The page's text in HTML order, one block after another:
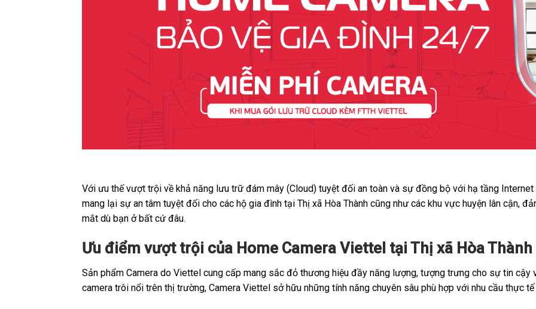
Với ưu thế vượt trội về khả năng lưu trữ đám mây (Cloud) tuyệt đối an toàn và sự đồng bộ với hạ tầng
mang lại sự an tâm tuyệt đối cho các hộ gia đình tại Thị xã Hòa Thành cũng như các khu vực huyện lân cận,
mắt dù bạn ở bất cứ đâu.
Ưu điểm vượt trội của Home Camera Viettel tại Thị xã Hòa Thành
Sản phẩm Camera do Viettel cung cấp mang sắc đỏ thương hiệu đầy năng lượng, tượng trưng cho sự tin cậy
camera trôi nổi trên thị trường, Camera Viettel sở hữu những tính năng chuyên sâu phù hợp với nhu cầu thực